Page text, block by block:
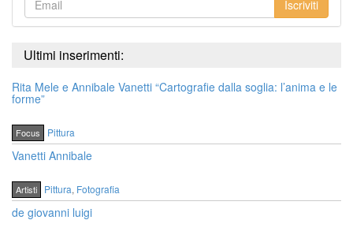
Iscriviti
Ultimi inserimenti:
Rita Mele e Annibale Vanetti “Cartografie dalla soglia: l’anima e le
forme”
Focus Pittura
Vanetti Annibale
Artisti Pittura, Fotografia
de giovanni luigi